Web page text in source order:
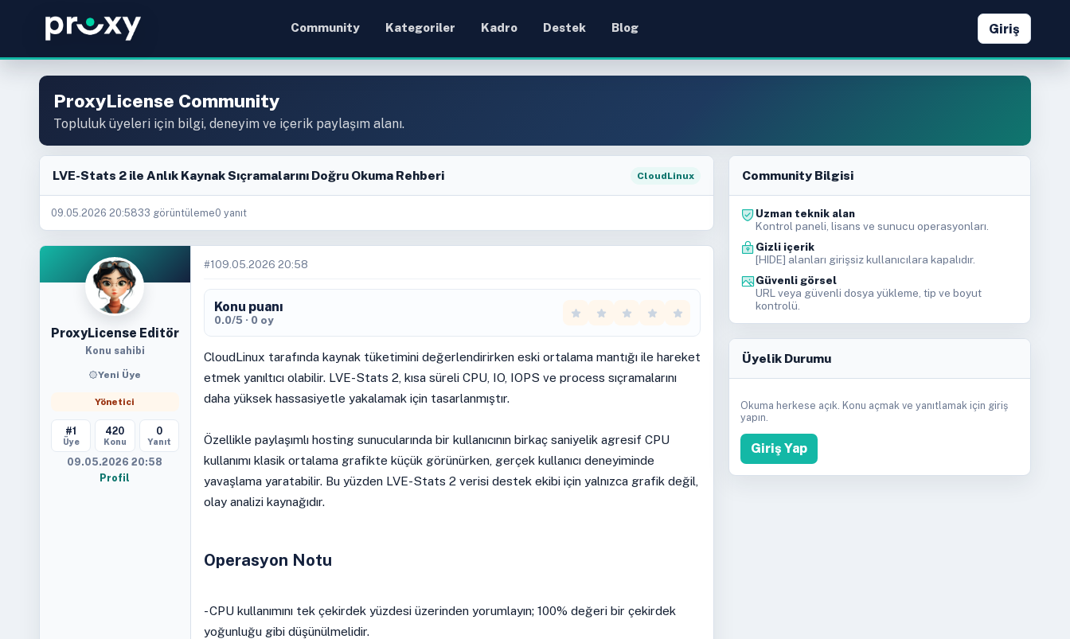
Community Kategoriler Kadro Destek Blog Giriş
ProxyLicense Community
Topluluk üyeleri için bilgi, deneyim ve içerik paylaşım alanı.
LVE-Stats 2 ile Anlık Kaynak Sıçramalarını Doğru Okuma Rehberi CloudLinux
09.05.2026 20:5833 görüntüleme0 yanıt
ProxyLicense Editör
Konu sahibi
Yeni Üye
Yönetici
#1
Üye
420
Konu
0
Yanıt
09.05.2026 20:58
Profil
#1 09.05.2026 20:58
Konu puanı
0.0/5 · 0 oy
CloudLinux tarafında kaynak tüketimini değerlendirirken eski ortalama mantığı ile hareket
etmek yanıltıcı olabilir. LVE-Stats 2, kısa süreli CPU, IO, IOPS ve process sıçramalarını
daha yüksek hassasiyetle yakalamak için tasarlanmıştır.
Özellikle paylaşımlı hosting sunucularında bir kullanıcının birkaç saniyelik agresif CPU
kullanımı klasik ortalama grafikte küçük görünürken, gerçek kullanıcı deneyiminde
yavaşlama yaratabilir. Bu yüzden LVE-Stats 2 verisi destek ekibi için yalnızca grafik değil,
olay analizi kaynağıdır.
Operasyon Notu
- CPU kullanımını tek çekirdek yüzdesi üzerinden yorumlayın; 100% değeri bir çekirdek
yoğunluğu gibi düşünülmelidir.
Community Bilgisi
Uzman teknik alan
Kontrol paneli, lisans ve sunucu operasyonları.
Gizli içerik
[HIDE] alanları girişsiz kullanıcılara kapalıdır.
Güvenli görsel
URL veya güvenli dosya yükleme, tip ve boyut
kontrolü.
Üyelik Durumu
Okuma herkese açık. Konu açmak ve yanıtlamak için giriş
yapın.
Giriş Yap